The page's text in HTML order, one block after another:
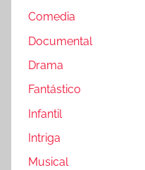
Comedia
Documental
Drama
Fantástico
Infantil
Intriga
Musical